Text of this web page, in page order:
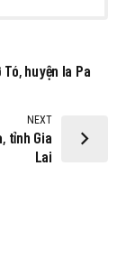
huyện Ia Pa
NEXT
tỉnh Gia
Lai